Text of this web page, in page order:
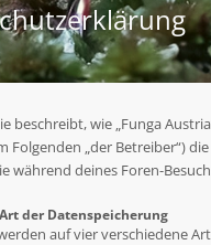
beschreibt, wie „Funga
Folgenden „der Betreiber“)
während deines Foren-
der Datenspeicherung
auf vier verschiedene